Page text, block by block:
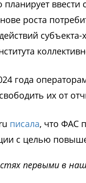
планирует
роста
года
их от
писала, что ФАС
с целью
первыми в